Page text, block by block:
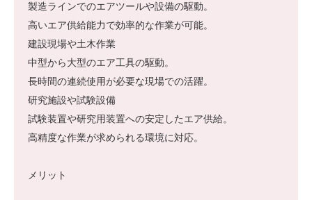
製造ラインでのエアツールや設備の駆動。
高いエア供給能力で効率的な作業が可能。
建設現場や土木作業
中型から大型のエア工具の駆動。
長時間の連続使用が必要な現場での活躍。
研究施設や試験設備
試験装置や研究用装置への安定したエア供給。
高精度な作業が求められる環境に対応。
メリット